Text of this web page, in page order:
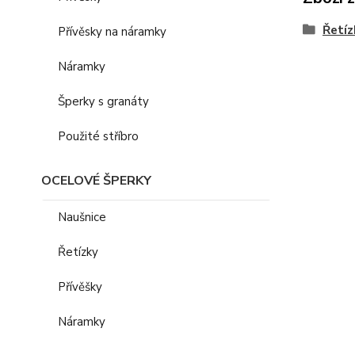
Přívěsky na náramky
Náramky
Šperky s granáty
Použité stříbro
OCELOVÉ ŠPERKY
Naušnice
Řetízky
Přívěšky
Náramky